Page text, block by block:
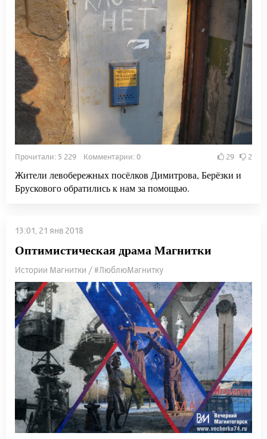
Прочитали: 5 229 Комментарии: 0 29 2
Жители левобережных посёлков Димитрова, Берёзки и
Брускового обратились к нам за помощью.
13:01, 21 янв 2018
Оптимистическая драма Магнитки
Истории Магнитки / #ЛюблюМагнитку